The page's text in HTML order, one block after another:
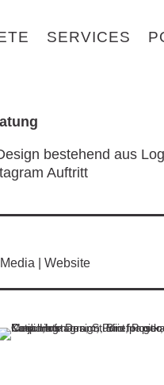
SERVICES
bestehend aus
Auftritt
| Website